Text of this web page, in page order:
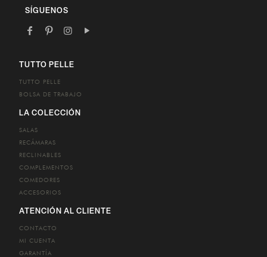
SÍGUENOS
TUTTO PELLE
TUTTO PELLE
BOLSA DE TRABAJO
LA COLECCIÓN
SALAS
RECÁMARAS
RECLINABLES
COMPLEMENTOS
COMEDORES
ACCESORIOS
ATENCIÓN AL CLIENTE
CONTACTO
MI CUENTA
GARANTÍA